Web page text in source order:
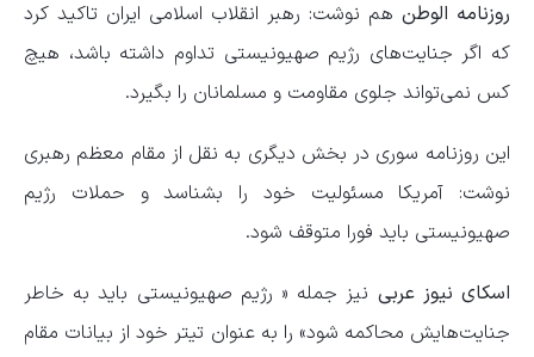
روزنامه الوطن هم نوشت: رهبر انقلاب اسلامی ایران تاکید کرد
که اگر جنایت‌های رژیم صهیونیستی تداوم داشته باشد، هیچ
کس نمی‌تواند جلوی مقاومت و مسلمانان را بگیرد.
این روزنامه سوری در بخش دیگری به نقل از مقام معظم رهبری
نوشت: آمریکا مسئولیت خود را بشناسد و حملات رژیم
صهیونیستی باید فورا متوقف شود.
اسکای نیوز عربی نیز جمله « رژیم صهیونیستی باید به خاطر
جنایت‌هایش محاکمه شود» را به عنوان تیتر خود از بیانات مقام